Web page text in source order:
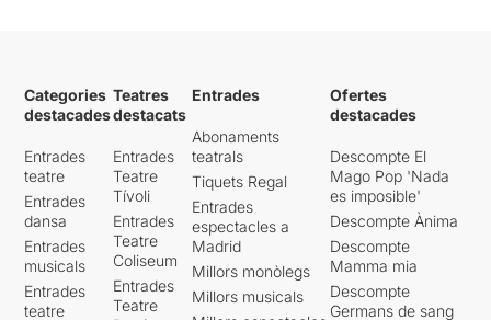
Categories
destacades
Entrades
teatre
Entrades
dansa
Entrades
musicals
Entrades
teatre
Teatres
destacats
Entrades
Teatre
Tívoli
Entrades
Teatre
Coliseum
Entrades
Teatre
Entrades
Abonaments
teatrals
Tiquets Regal
Entrades
espectacles a
Madrid
Millors monòlegs
Millors musicals
Ofertes
destacades
Descompte El
Mago Pop 'Nada
es imposible'
Descompte Ànima
Descompte
Mamma mia
Descompte
Germans de sang